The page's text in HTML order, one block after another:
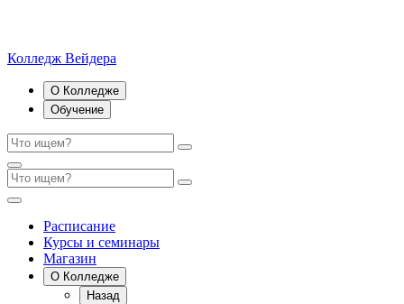
Колледж Вейдера
О Колледже
Обучение
Расписание
Курсы и семинары
Магазин
О Колледже
Назад